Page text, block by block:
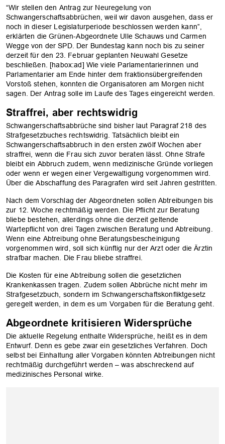
“Wir stellen den Antrag zur Neuregelung von
Schwangerschaftsabbrüchen, weil wir davon ausgehen, dass er
noch in dieser Legislaturperiode beschlossen werden kann”,
erklärten die Grünen-Abgeordnete Ulle Schauws und Carmen
Wegge von der SPD. Der Bundestag kann noch bis zu seiner
derzeit für den 23. Februar geplanten Neuwahl Gesetze
beschließen. [habox:ad] Wie viele Parlamentarierinnen und
Parlamentarier am Ende hinter dem fraktionsübergreifenden
Vorstoß stehen, konnten die Organisatoren am Morgen nicht
sagen. Der Antrag solle im Laufe des Tages eingereicht werden.
Straffrei, aber rechtswidrig
Schwangerschaftsabbrüche sind bisher laut Paragraf 218 des
Strafgesetzbuches rechtswidrig. Tatsächlich bleibt ein
Schwangerschaftsabbruch in den ersten zwölf Wochen aber
straffrei, wenn die Frau sich zuvor beraten lässt. Ohne Strafe
bleibt ein Abbruch zudem, wenn medizinische Gründe vorliegen
oder wenn er wegen einer Vergewaltigung vorgenommen wird.
Über die Abschaffung des Paragrafen wird seit Jahren gestritten.
Nach dem Vorschlag der Abgeordneten sollen Abtreibungen bis
zur 12. Woche rechtmäßig werden. Die Pflicht zur Beratung
bliebe bestehen, allerdings ohne die derzeit geltende
Wartepflicht von drei Tagen zwischen Beratung und Abtreibung.
Wenn eine Abtreibung ohne Beratungsbescheinigung
vorgenommen wird, soll sich künftig nur der Arzt oder die Ärztin
strafbar machen. Die Frau bliebe straffrei.
Die Kosten für eine Abtreibung sollen die gesetzlichen
Krankenkassen tragen. Zudem sollen Abbrüche nicht mehr im
Strafgesetzbuch, sondern im Schwangerschaftskonfliktgesetz
geregelt werden, in dem es um Vorgaben für die Beratung geht.
Abgeordnete kritisieren Widersprüche
Die aktuelle Regelung enthalte Widersprüche, heißt es in dem
Entwurf. Denn es gebe zwar ein gesetzliches Verfahren. Doch
selbst bei Einhaltung aller Vorgaben könnten Abtreibungen nicht
rechtmäßig durchgeführt werden – was abschreckend auf
medizinisches Personal wirke.